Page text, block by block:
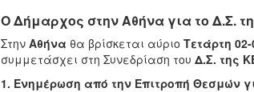
Ο Δήμαρχος στην Αθήνα για το Δ.Σ.
Στην Αθήνα θα βρίσκεται αύριο Τετάρτη 02-
συμμετάσχει στη Συνεδρίαση του Δ.Σ. της
1. Ενημέρωση από την Επιτροπή Θεσμών